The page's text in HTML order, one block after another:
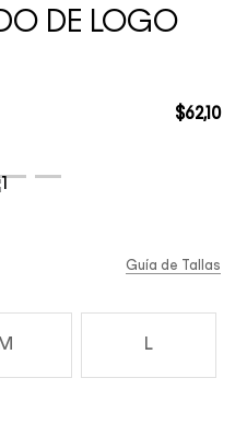
DE LOGO
$62,10
M L
Guía de Tallas